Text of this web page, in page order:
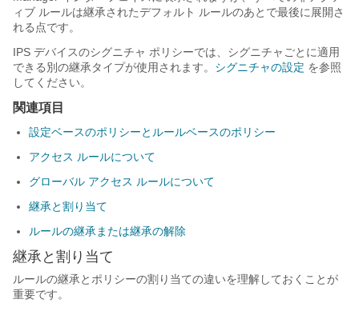
ィブ ルールは継承されたデフォルト ルールのあとで最後に展開さ
れる点です。
IPS デバイスのシグニチャ ポリシーでは、シグニチャごとに適用
できる別の継承タイプが使用されます。 シグニチャの設定 を参照
してください。
関連項目
設定ベースのポリシーとルールベースのポリシー
アクセス ルールについて
グローバル アクセス ルールについて
継承と割り当て
ルールの継承または継承の解除
継承と割り当て
ルールの継承とポリシーの割り当ての違いを理解しておくことが
重要です。